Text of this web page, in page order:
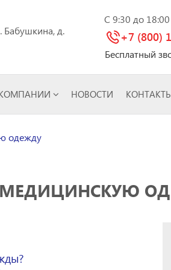
Бабушкина, д.
C 9:30 до
+7 (800)
Бесплатный
НОВОСТИ
одежду
МЕДИЦИНСКУЮ